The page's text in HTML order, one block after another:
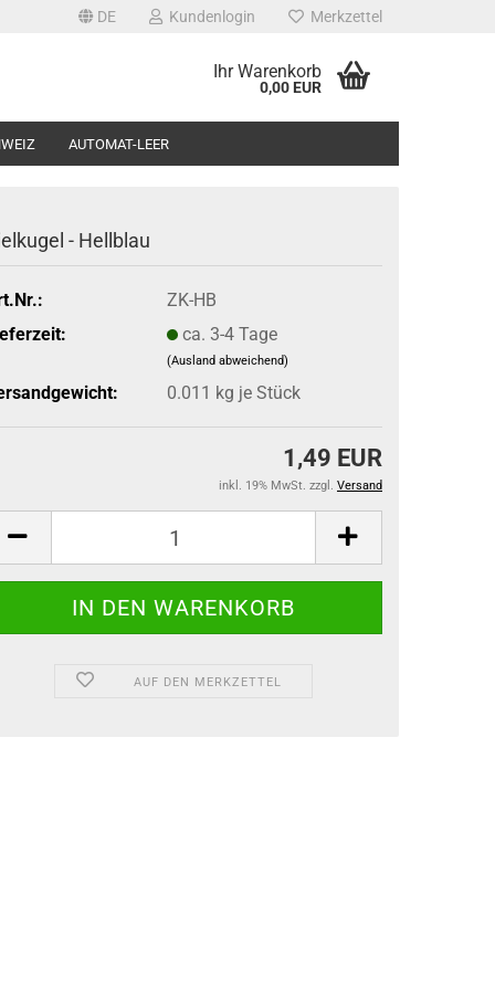
DE Kundenlogin Merkzettel
Ihr Warenkorb
0,00 EUR
AUTOMAT-LEER
- Hellblau
ZK-HB
ca. 3-4 Tage
(Ausland abweichend)
0.011 kg je Stück
1,49 EUR
inkl. 19% MwSt. zzgl. Versand
AUF DEN MERKZETTEL